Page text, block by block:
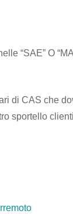
“SAE” O
di CAS che
sportello